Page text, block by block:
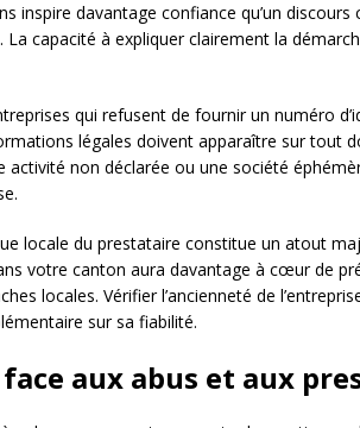
inspire davantage confiance qu’un
La capacité à expliquer clairement la
qui refusent de fournir un numéro
légales doivent apparaître sur tout
activité non déclarée ou une société
locale du prestataire constitue un atout
votre canton aura davantage à cœur de
locales. Vérifier l’ancienneté de
sur sa fiabilité.
aux abus et aux